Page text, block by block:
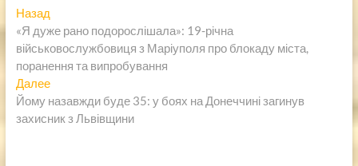
Навигация
по
записям
НазадПредыдущая
запись:
«Я дуже рано подорослішала»: 19-річна
військовослужбовиця з Маріуполя про блокаду міста,
поранення та випробування
ДалееСледующая
запись:
Йому назавжди буде 35: у боях на Донеччині загинув
захисник з Львівщини